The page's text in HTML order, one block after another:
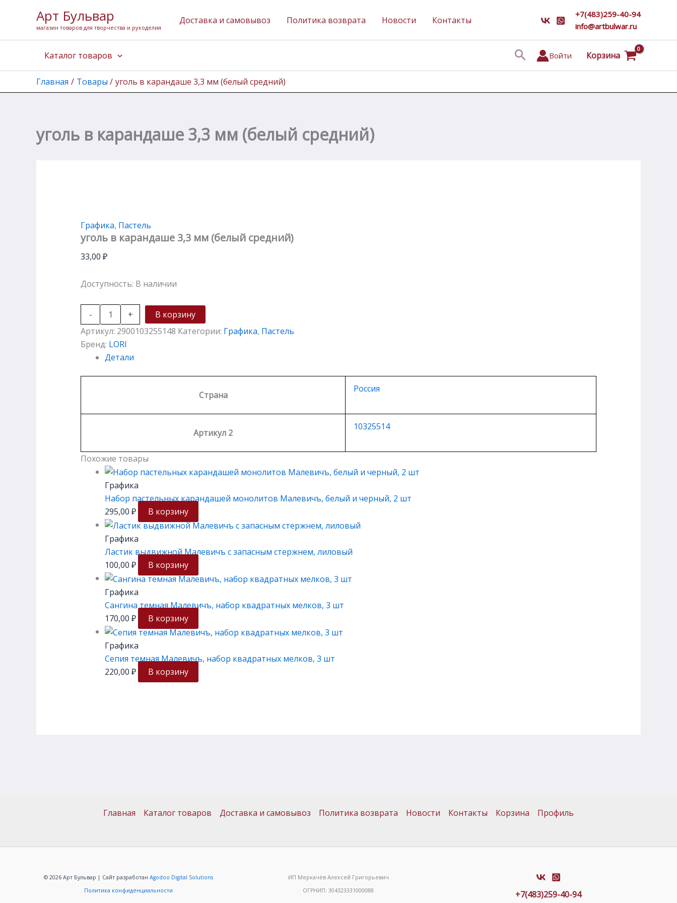
содержимому
Арт Бульвар
магазин товаров для творчества и рукоделия
Доставка и самовывоз Политика возврата Новости Контакты
+7(483)259-40-94
info@artbulwar.ru
Каталог товаров ПоискВойти Корзина
Главная Товары уголь в карандаше 3,3 мм (белый средний)
уголь в карандаше 3,3 мм (белый средний)
Графика, Пастель
уголь в карандаше 3,3 мм (белый средний)
33,00 ₽
Доступность: В наличии
-
товара
уголь
3,3
средний)
+
В корзину
Артикул: 2900103255148 Категории: Графика, Пастель
Бренд: LORI
Детали
Страна
Россия
Артикул 2
10325514
Похожие товары
Графика
Набор пастельных карандашей монолитов Малевичъ, белый и черный, 2 шт
295,00 ₽ В корзину
Графика
Ластик выдвижной Малевичъ с запасным стержнем, лиловый
100,00 ₽ В корзину
Графика
Сангина темная Малевичъ, набор квадратных мелков, 3 шт
170,00 ₽ В корзину
Графика
Сепия темная Малевичъ, набор квадратных мелков, 3 шт
220,00 ₽ В корзину
Главная Каталог товаров Доставка и самовывоз Политика возврата Новости Контакты Корзина Профиль
© 2026 Арт Бульвар | Сайт разработанAgodoo Digital Solutions
Политика конфиденциальности
ИП Меркачёв Алексей Григорьевич
ОГРНИП: 304323331000088
+7(483)259-40-94